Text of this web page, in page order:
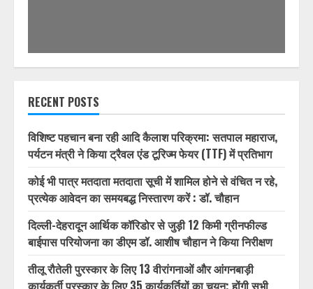
RECENT POSTS
विशिष्ट पहचान बना रही आदि कैलाश परिक्रमा: सतपाल महाराज,
पर्यटन मंत्री ने किया ट्रैवल एंड टूरिज्म फेयर (TTF) में प्रतिभाग
कोई भी पात्र मतदाता मतदाता सूची में शामिल होने से वंचित न रहे,
प्रत्येक आवेदन का समयबद्ध निस्तारण करें : डॉ. चौहान
दिल्ली-देहरादून आर्थिक कॉरिडोर से जुड़ी 12 किमी ग्रीनफील्ड
बाईपास परियोजना का डीएम डॉ. आशीष चौहान ने किया निरीक्षण
तीलू रौतेली पुरस्कार के लिए 13 वीरांगनाओं और आंगनबाड़ी
कार्यकर्ती पुरस्कार के लिए 35 कार्यकर्तियों का चयन; होंगी सभी